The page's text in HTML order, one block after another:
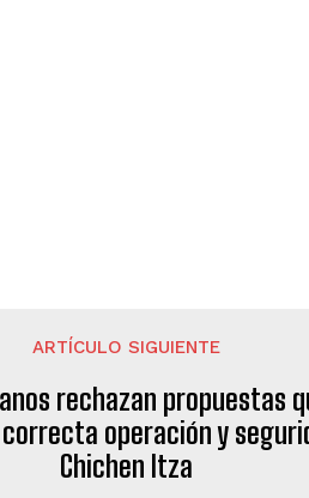
ARTÍCULO SIGUIENTE